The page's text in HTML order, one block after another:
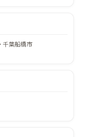
千葉船橋市